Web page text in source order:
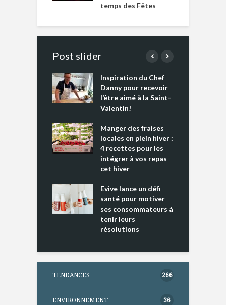
temps des Fêtes
Post slider
Inspiration du Chef
Danny pour recevoir
l’être aimé à la Saint-
Valentin!
Manger des fraises
locales en plein hiver :
4 recettes pour les
intégrer à vos repas
cet hiver
Evive lance un défi
santé pour motiver
ses consommateurs à
tenir leurs
résolutions
TENDANCES 266
ENVIRONNEMENT 36